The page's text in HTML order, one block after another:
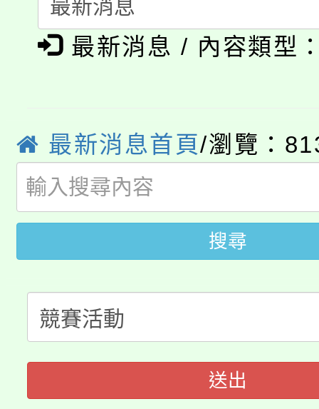
程
「本色祭」8/29、30在
局官網。
8月14至27日，桃園電
開!
115年桃園市運動會8/
田徑場及游泳池舉行。
桃園市低收入戶享有免
視費優惠，中低收入戶
半價優惠，詳情可洽有
者。
大園自造教育及科技
份教師增能研習
份教師研習
淨零綠生活教案入校路
會
115年食農教育專業人
程
最新消息 / 內容類型
最新消息首頁/瀏覽：
搜尋
送出